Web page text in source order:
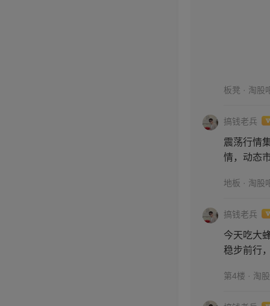
板凳 · 淘股
搞钱老兵
震荡行情
情，动态
地板 · 淘股
搞钱老兵
今天吃大
稳步前行
第4楼 · 淘